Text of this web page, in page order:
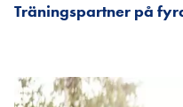
Träningspartner på